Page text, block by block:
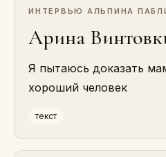
ИНТЕРВЬЮ · АЛЬПИНА
Арина
Я пытаюсь доказать
хороший человек
текст